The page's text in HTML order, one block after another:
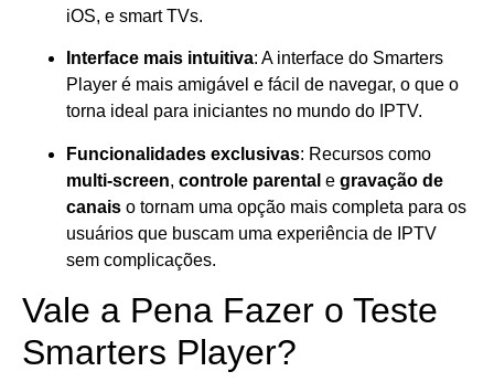
iOS, e smart TVs.
Interface mais intuitiva: A interface do Smarters
Player é mais amigável e fácil de navegar, o que o
torna ideal para iniciantes no mundo do IPTV.
Funcionalidades exclusivas: Recursos como
multi-screen, controle parental e gravação de
canais o tornam uma opção mais completa para os
usuários que buscam uma experiência de IPTV
sem complicações.
Vale a Pena Fazer o Teste
Smarters Player?